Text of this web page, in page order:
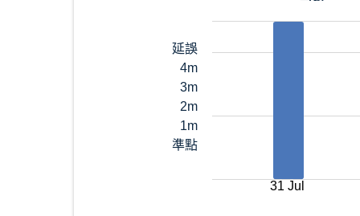
延誤
4m
3m
2m
1m
準點
31 Jul